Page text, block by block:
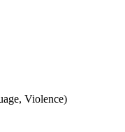
Violence)